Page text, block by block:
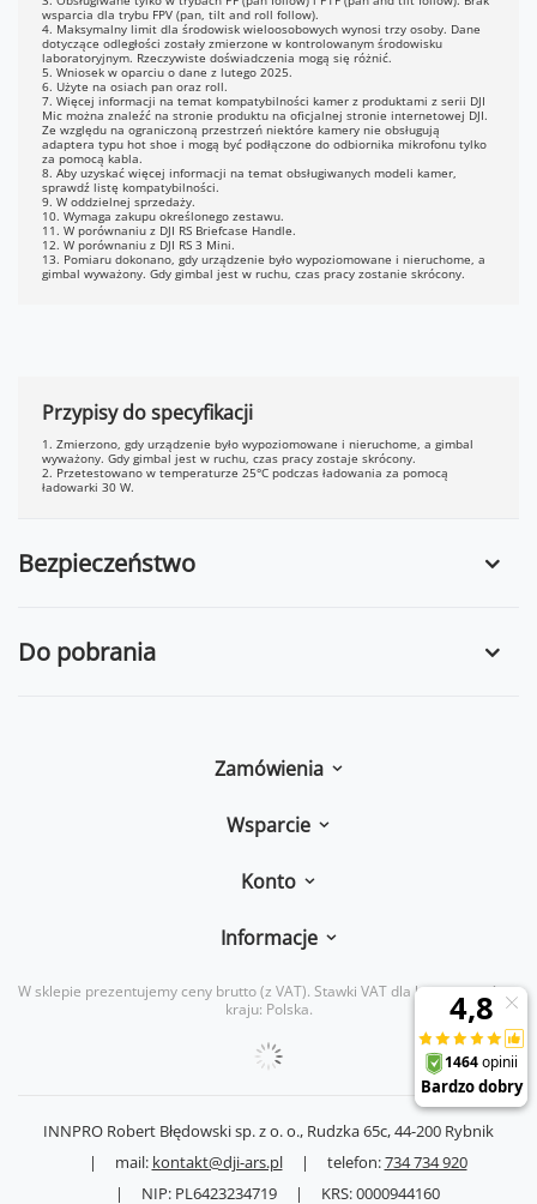
wsparcia dla trybu FPV (pan, tilt and roll follow).
4. Maksymalny limit dla środowisk wieloosobowych wynosi trzy osoby. Dane
dotyczące odległości zostały zmierzone w kontrolowanym środowisku
laboratoryjnym. Rzeczywiste doświadczenia mogą się różnić.
5. Wniosek w oparciu o dane z lutego 2025.
6. Użyte na osiach pan oraz roll.
7. Więcej informacji na temat kompatybilności kamer z produktami z serii DJI
Mic można znaleźć na stronie produktu na oficjalnej stronie internetowej DJI.
Ze względu na ograniczoną przestrzeń niektóre kamery nie obsługują
adaptera typu hot shoe i mogą być podłączone do odbiornika mikrofonu tylko
za pomocą kabla.
8. Aby uzyskać więcej informacji na temat obsługiwanych modeli kamer,
sprawdź listę kompatybilności.
9. W oddzielnej sprzedaży.
10. Wymaga zakupu określonego zestawu.
11. W porównaniu z DJI RS Briefcase Handle.
12. W porównaniu z DJI RS 3 Mini.
13. Pomiaru dokonano, gdy urządzenie było wypoziomowane i nieruchome, a
gimbal wyważony. Gdy gimbal jest w ruchu, czas pracy zostanie skrócony.
Przypisy do specyfikacji
1. Zmierzono, gdy urządzenie było wypoziomowane i nieruchome, a gimbal
wyważony. Gdy gimbal jest w ruchu, czas pracy zostaje skrócony.
2. Przetestowano w temperaturze 25°C podczas ładowania za pomocą
ładowarki 30 W.
Bezpieczeństwo
Do pobrania
Zamówienia
Wsparcie
Konto
Informacje
W sklepie prezentujemy ceny brutto (z VAT). Stawki VAT dla konsumentów z
kraju: Polska.
INNPRO Robert Błędowski sp. z o. o., Rudzka 65c,44-200 Rybnik
|
mail: kontakt@dji-ars.pl | telefon:734 734 920
|
NIP: PL6423234719 | KRS:0000944160